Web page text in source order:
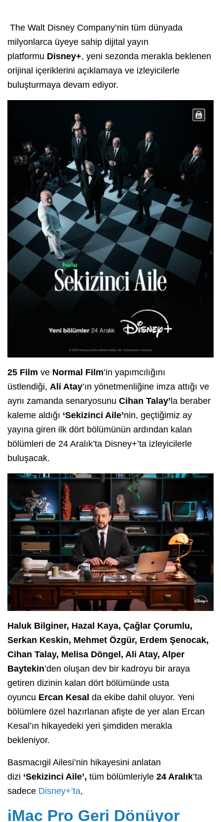
The Walt Disney Company’nin tüm dünyada
milyonlarca üyeye sahip dijital yayın
platformu Disney+, yeni sezonda merakla beklenen
orijinal içeriklerini açıklamaya ve izleyicilerle
buluşturmaya devam ediyor.
25 Film ve Normal Film’in yapımcılığını
üstlendiği, Ali Atay’ın yönetmenliğine imza attığı ve
aynı zamanda senaryosunu Cihan Talay’ la beraber
kaleme aldığı ‘Sekizinci Aile’nin, geçtiğimiz ay
yayına giren ilk dört bölümünün ardından kalan
bölümleri de 24 Aralık’ta Disney+’ta izleyicilerle
buluşacak.
Haluk Bilginer, Hazal Kaya, Çağlar Çorumlu,
Serkan Keskin, Mehmet Özgür, Erdem Şenocak,
Cihan Talay, Melisa Döngel, Ali Atay, Alper
Baytekin’den oluşan dev bir kadroyu bir araya
getiren dizinin kalan dört bölümünde usta
oyuncu Ercan Kesal da ekibe dahil oluyor. Yeni
bölümlere özel hazırlanan afişte de yer alan Ercan
Kesal’ın hikayedeki yeri şimdiden merakla
bekleniyor.
Basmacıgil Ailesi’nin hikayesini anlatan
dizi ‘Sekizinci Aile’, tüm bölümleriyle 24 Aralık’ta
sadece Disney+’ta,
iMac Pro Geri Dönüyor